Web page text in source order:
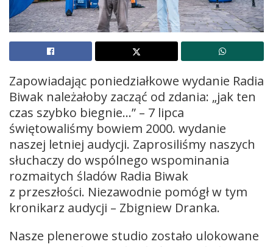
Zapowiadając poniedziałkowe wydanie Radia
Biwak należałoby zacząć od zdania: „jak ten
czas szybko biegnie…” – 7 lipca
świętowaliśmy bowiem 2000. wydanie
naszej letniej audycji. Zaprosiliśmy naszych
słuchaczy do wspólnego wspominania
rozmaitych śladów Radia Biwak
z przeszłości. Niezawodnie pomógł w tym
kronikarz audycji – Zbigniew Dranka.
Nasze plenerowe studio zostało ulokowane